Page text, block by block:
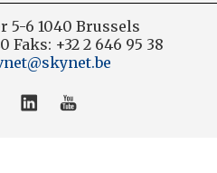
5-6 1040 Brussels
Faks: +32 2 646 95 38